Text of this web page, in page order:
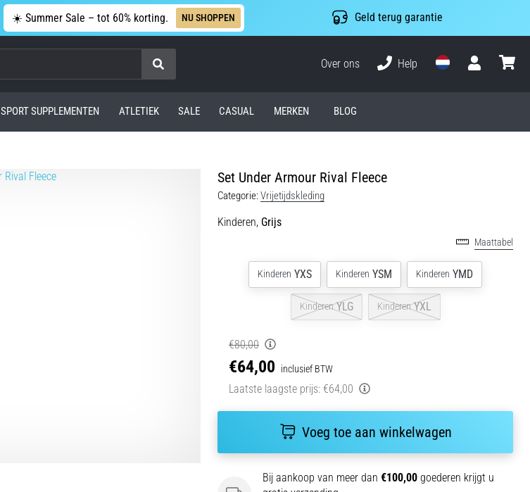
☀️ Summer Sale – tot 60% korting. NU SHOPPEN Geld terug garantie
Zoeken
Over ons
Help
SPORT SUPPLEMENTEN ATLETIEK SALE CASUAL MERKEN BLOG
Set Under Armour Rival Fleece
Categorie:Vrijetijdskleding
Kinderen, Grijs
Maattabel
Kinderen YXS Kinderen YSM Kinderen YMD
Kinderen YLG Kinderen YXL
€80,00
€64,00 inclusief BTW
Laatste laagste prijs: €64,00
Voeg toe aan winkelwagen
Bij aankoop van meer dan €100,00 goederen krijgt u